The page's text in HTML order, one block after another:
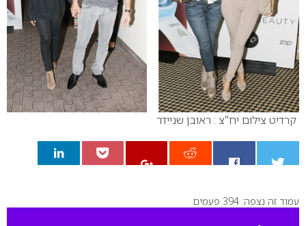
קרדיט צילום יח"צ : ראובן שניידר
0
עמוד זה נצפה: 394 פעמים